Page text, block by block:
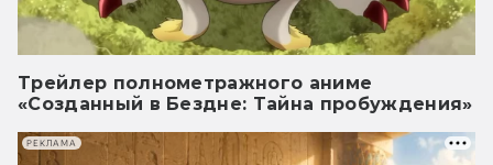
Трейлер полнометражного аниме
«Созданный в Бездне: Тайна пробуждения»
РЕКЛАМА